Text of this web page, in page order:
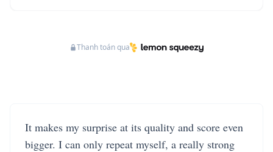
Thanh toán qua
It makes my surprise at its quality and score even
bigger. I can only repeat myself, a really strong